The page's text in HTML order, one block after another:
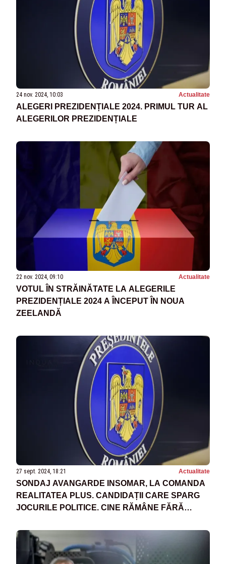
24 nov. 2024, 10:03 Actualitate
ALEGERI PREZIDENȚIALE 2024. PRIMUL TUR AL
ALEGERILOR PREZIDENȚIALE
22 nov. 2024, 09:10 Actualitate
VOTUL ÎN STRĂINĂTATE LA ALEGERILE
PREZIDENȚIALE 2024 A ÎNCEPUT ÎN NOUA
ZEELANDĂ
27 sept. 2024, 18:21 Actualitate
SONDAJ AVANGARDE INSOMAR, LA COMANDA
REALITATEA PLUS. CANDIDAȚII CARE SPARG
JOCURILE POLITICE. CINE RĂMÂNE FĂRĂ